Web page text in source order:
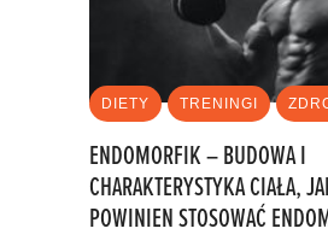
DIETY TRENINGI
ENDOMORFIK – BUDOWA I
CHARAKTERYSTYKA CIAŁA,
POWINIEN STOSOWAĆ